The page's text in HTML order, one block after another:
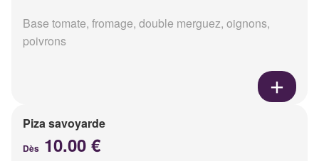
Base tomate, fromage, double merguez, oignons,
poivrons
Piza savoyarde
Dès 10.00 €